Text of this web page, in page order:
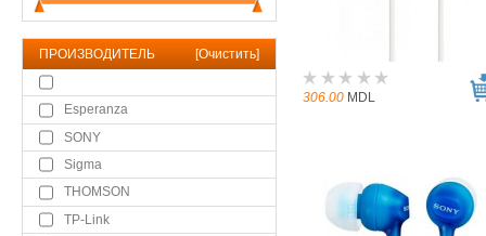
ПРОИЗВОДИТЕЛЬ [Очистить]
Esperanza
SONY
Sigma
THOMSON
TP-Link
306.00 MDL